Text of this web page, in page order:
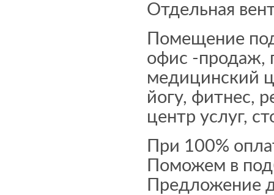
Отдельная
Помещение
офис -продаж,
медицинский
йогу, фитнес,
центр услуг,
При 100%
Поможем в